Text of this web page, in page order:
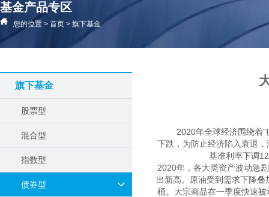
基金产品专区
您的位置 > 首页 > 旗下基金
旗下基金
股票型
混合型
指数型
债券型
2020年全球经济围绕着
下跌，为防止经济陷入衰退
基准利率下调
2020年，各大类资产波动急
出新高。原油受到需求下降
桶。大宗商品在一季度快速